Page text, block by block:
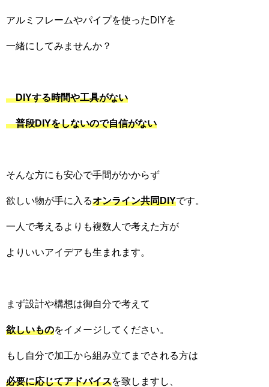
アルミフレームやパイプを使ったDIYを
一緒にしてみませんか？
DIYする時間や工具がない
普段DIYをしないので自信がない
そんな方にも安心で手間がかからず
欲しい物が手に入るオンライン共同DIYです。
一人で考えるよりも複数人で考えた方が
よりいいアイデアも生まれます。
まず設計や構想は御自分で考えて
欲しいものをイメージしてください。
もし自分で加工から組み立てまでされる方は
必要に応じてアドバイスを致しますし、